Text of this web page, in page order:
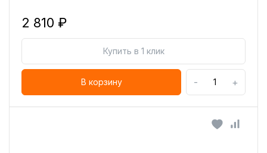
2 810 ₽
Купить в 1 клик
В корзину - +